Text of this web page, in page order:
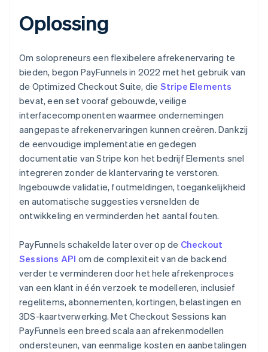
Oplossing
Om solopreneurs een flexibelere afrekenervaring te
bieden, begon PayFunnels in 2022 met het gebruik van
de Optimized Checkout Suite, die Stripe Elements
bevat, een set vooraf gebouwde, veilige
interfacecomponenten waarmee ondernemingen
aangepaste afrekenervaringen kunnen creëren. Dankzij
de eenvoudige implementatie en gedegen
documentatie van Stripe kon het bedrijf Elements snel
integreren zonder de klantervaring te verstoren.
Ingebouwde validatie, foutmeldingen, toegankelijkheid
en automatische suggesties versnelden de
ontwikkeling en verminderden het aantal fouten.
PayFunnels schakelde later over op de Checkout
Sessions API om de complexiteit van de backend
verder te verminderen door het hele afrekenproces
van een klant in één verzoek te modelleren, inclusief
regelitems, abonnementen, kortingen, belastingen en
3DS-kaartverwerking. Met Checkout Sessions kan
PayFunnels een breed scala aan afrekenmodellen
ondersteunen, van eenmalige kosten en aanbetalingen